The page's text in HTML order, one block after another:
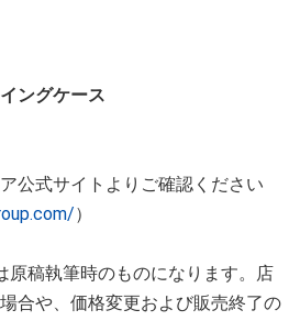
ングケース
公式サイトよりご確認ください
）
原稿執筆時のものになります。店
合や、価格変更および販売終了の